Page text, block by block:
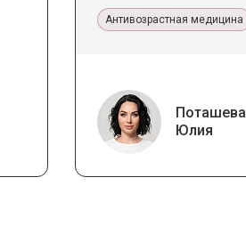
Антивозрастная медицина
Поташева
Юлия